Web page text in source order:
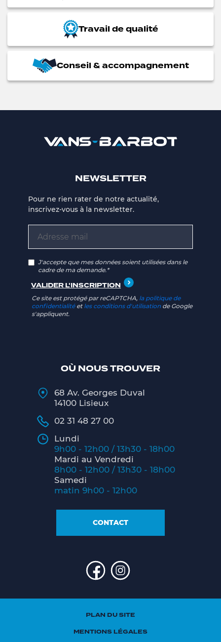
Travail de qualité
Conseil & accompagnement
OÙ NOUS TROUVER
68 Av. Georges Duval
14100 Lisieux
02 31 48 27 00
Lundi
9h00 - 12h00 / 13h30 - 18h00
Mardi au Vendredi
8h00 - 12h00 / 13h30 - 18h00
Samedi
matin 9h00 - 12h00
CONTACT
NEWSLETTER
Pour ne rien rater de notre actualité,
inscrivez-vous à la newsletter.
J'accepte que mes données soient utilisées dans le
cadre de ma demande.*
Ce site est protégé par reCAPTCHA, la politique de
confidentialitéet les conditions d'utilisation de Google
s'appliquent.
PLAN DU SITE
MENTIONS LÉGALES